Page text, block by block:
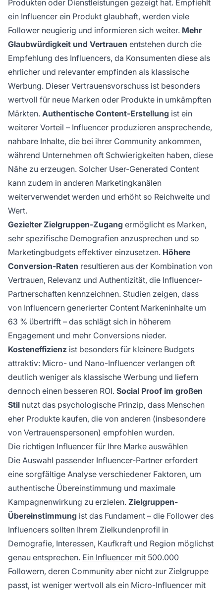
Produkten oder Dienstleistungen gezeigt hat. Empfiehlt
ein Influencer ein Produkt glaubhaft, werden viele
Follower neugierig und informieren sich weiter. Mehr
Glaubwürdigkeit und Vertrauen entstehen durch die
Empfehlung des Influencers, da Konsumenten diese als
ehrlicher und relevanter empfinden als klassische
Werbung. Dieser Vertrauensvorschuss ist besonders
wertvoll für neue Marken oder Produkte in umkämpften
Märkten. Authentische Content-Erstellung ist ein
weiterer Vorteil – Influencer produzieren ansprechende,
nahbare Inhalte, die bei ihrer Community ankommen,
während Unternehmen oft Schwierigkeiten haben, diese
Nähe zu erzeugen. Solcher User-Generated Content
kann zudem in anderen Marketingkanälen
weiterverwendet werden und erhöht so Reichweite und
Wert.
Gezielter Zielgruppen-Zugang ermöglicht es Marken,
sehr spezifische Demografien anzusprechen und so
Marketingbudgets effektiver einzusetzen. Höhere
Conversion-Raten resultieren aus der Kombination von
Vertrauen, Relevanz und Authentizität, die Influencer-
Partnerschaften kennzeichnen. Studien zeigen, dass
von Influencern generierter Content Markeninhalte um
63 % übertrifft – das schlägt sich in höherem
Engagement und mehr Conversions nieder.
Kosteneffizienz ist besonders für kleinere Budgets
attraktiv: Micro- und Nano-Influencer verlangen oft
deutlich weniger als klassische Werbung und liefern
dennoch einen besseren ROI. Social Proof im großen
Stil nutzt das psychologische Prinzip, dass Menschen
eher Produkte kaufen, die von anderen (insbesondere
von Vertrauenspersonen) empfohlen wurden.
Die richtigen Influencer für Ihre Marke auswählen
Die Auswahl passender Influencer-Partner erfordert
eine sorgfältige Analyse verschiedener Faktoren, um
authentische Übereinstimmung und maximale
Kampagnenwirkung zu erzielen. Zielgruppen-
Übereinstimmung ist das Fundament – die Follower des
Influencers sollten Ihrem Zielkundenprofil in
Demografie, Interessen, Kaufkraft und Region möglichst
genau entsprechen. Ein Influencer mit 500.000
Followern, deren Community aber nicht zur Zielgruppe
passt, ist weniger wertvoll als ein Micro-Influencer mit